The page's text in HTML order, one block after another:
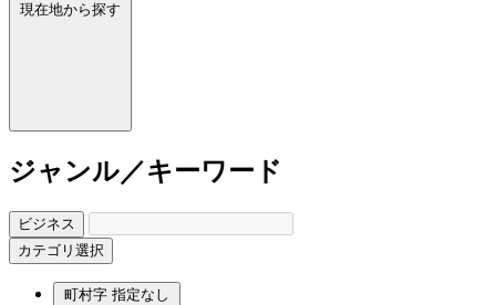
現在地から探す
ジャンル／キーワード
ビジネス
カテゴリ選択
町村字 指定なし